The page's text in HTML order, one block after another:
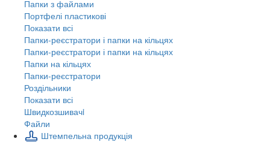
Папки з файлами
Портфелі пластикові
Показати всі
Папки-реєстратори і папки на кільцях
Папки-реєстратори і папки на кільцях
Папки на кільцях
Папки-реєстратори
Роздільники
Показати всі
Швидкозшивачi
Файли
Штемпельна продукція